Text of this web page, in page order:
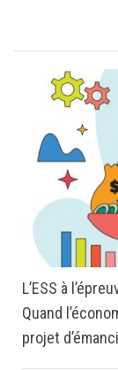
L’ESS à
Quand
projet